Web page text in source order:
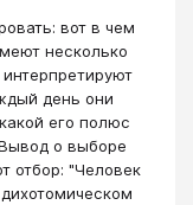
вот в чем
несколько
день они
его полюс
о выборе
отбор: "Человек